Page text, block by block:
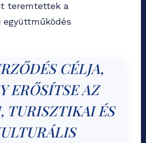
teremtettek a
együttműködés
CÉLJA,
ERŐSÍTSE AZ
TURISZTIKAI ÉS